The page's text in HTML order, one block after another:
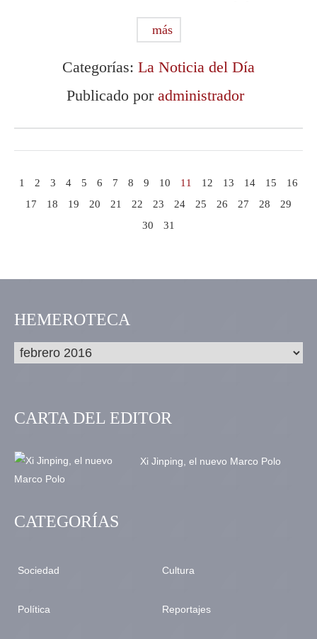
más
Categorías: La Noticia del Día
Publicado por administrador
1 2 3 4 5 6 7 8 9 10 11 12 13 14 15
16
17
18 19 20 21 22 23 24 25 26 27 28
29
30
31
HEMEROTECA
CARTA DEL EDITOR
Xi Jinping, el nuevo Marco Polo
CATEGORÍAS
Sociedad
Política
Cultura
Reportajes